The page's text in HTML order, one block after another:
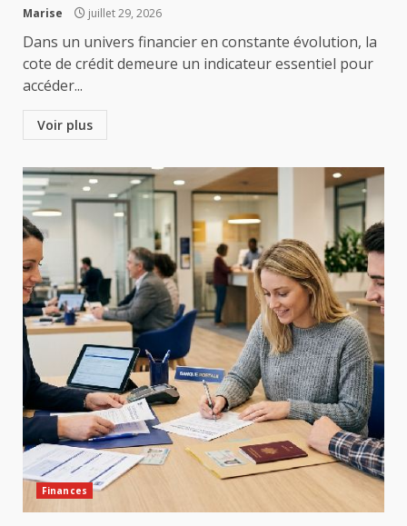
Marise juillet 29, 2026
Dans un univers financier en constante évolution, la
cote de crédit demeure un indicateur essentiel pour
accéder...
Voir plus
Finances